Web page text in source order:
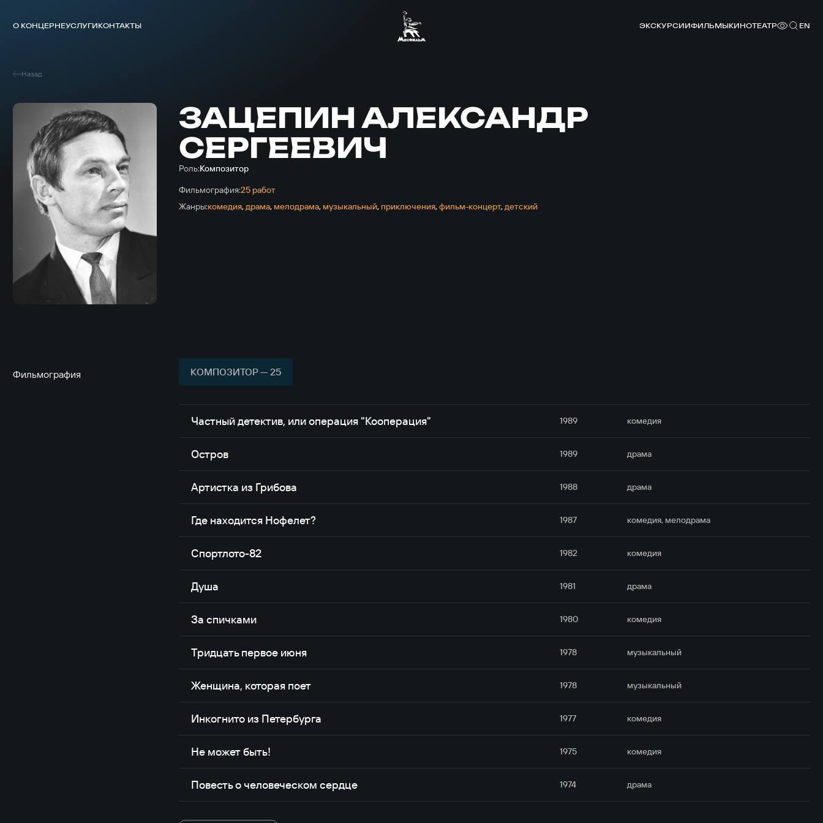
О КОНЦЕРНЕУСЛУГИКОНТАКТЫ ЭКСКУРСИИФИЛЬМЫКИНОТЕАТР EN
Назад
ЗАЦЕПИН АЛЕКСАНДР
СЕРГЕЕВИЧ
Роль:Композитор
Фильмография:25 работ
Жанры:комедия,драма, мелодрама, музыкальный, приключе­ния,фильм-концерт,детский
Фильмография КОМПОЗИТОР — 25
Частный детектив, или операция "Кооперация" 1989 комедия
Остров 1989 драма
Артистка из Грибова 1988 драма
Где находится Нофелет? 1987 комедия, мелодрама
Спортлото-82 1982 комедия
Душа 1981 драма
За спичками 1980 комедия
Тридцать первое июня 1978 музыкальный
Женщина, которая поет 1978 музыкальный
Инкогнито из Петербурга 1977 комедия
Не может быть! 1975 комедия
Повесть о человеческом сердце 1974 драма